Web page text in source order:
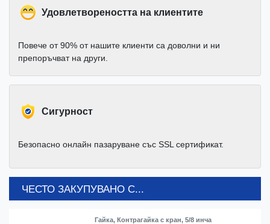
Удовлетвореността на клиентите
Повече от 90% от нашите клиенти са доволни и ни
препоръчват на други.
Cигурност
Безопасно онлайн пазаруване със SSL сертификат.
ЧЕСТО ЗАКУПУВАНО С...
Гайка, Контрагайка с кран, 5/8 инча